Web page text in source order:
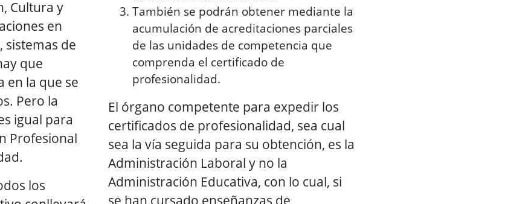
Cultura y
en
sistemas de
que
en la que se
Pero la
igual para
Profesional
los
También se podrán obtener mediante la
acumulación de acreditaciones parciales
de las unidades de competencia que
comprenda el certificado de
profesionalidad.
El órgano competente para expedir los
certificados de profesionalidad, sea cual
sea la vía seguida para su obtención, es la
Administración Laboral y no la
Administración Educativa, con lo cual, si
se han cursado enseñanzas de